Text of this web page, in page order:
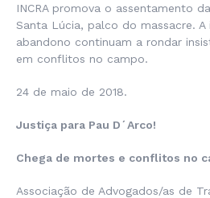
INCRA promova o assentamento
Santa Lúcia, palco do massacre. A
abandono continuam a rondar
em conflitos no campo.
24 de maio de 2018.
Justiça para Pau D´Arco!
Chega de mortes e conflitos no
Associação de Advogados/as de